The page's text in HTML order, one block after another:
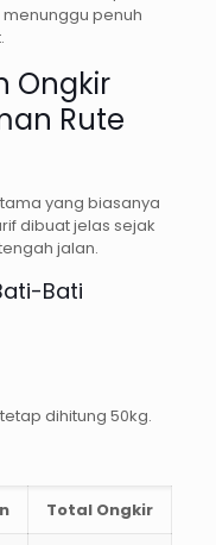
penuh
Ongkir
Rute
yang biasanya
dibuat jelas sejak
jalan.
Bati
dihitung 50kg.
Total Ongkir